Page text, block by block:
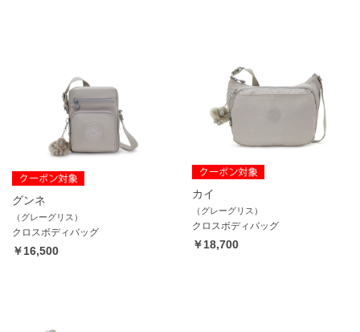
グンネ
（グレーグリス）
クロスボディバッグ
￥16,500
カイ
（グレーグリス）
クロスボディバッグ
￥18,700